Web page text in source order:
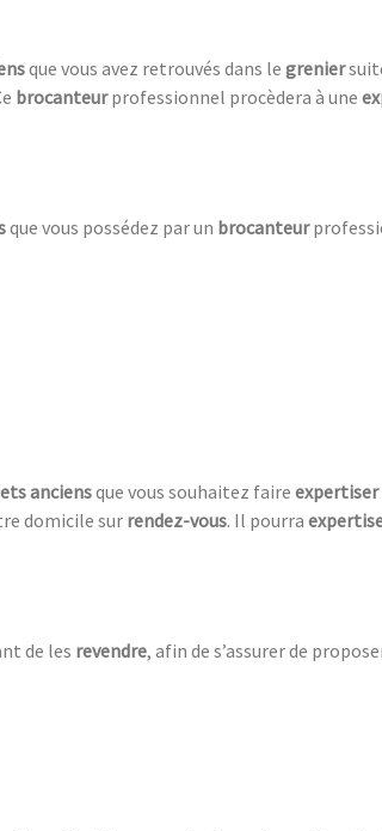
que vous avez retrouvés dans le grenier
brocanteurprofessionnel procèdera à une
que vous possédez par un brocanteur
anciensque vous souhaitez faire expertiser
domicile surrendez-vous. Il pourra
de les revendre, afin de s’assurer de